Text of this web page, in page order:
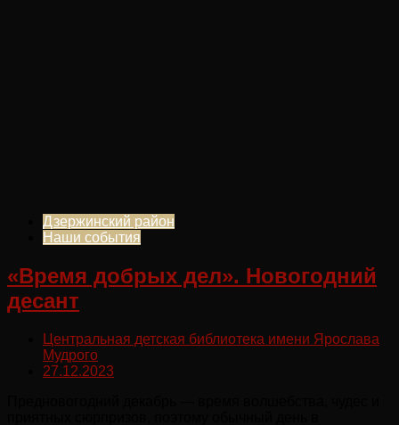
Дзержинский район
Наши события
«Время добрых дел». Новогодний
десант
Центральная детская библиотека имени Ярослава
Мудрого
27.12.2023